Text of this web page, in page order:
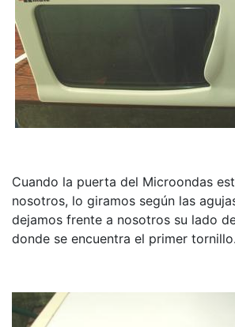
Cuando la puerta del Microondas
nosotros, lo giramos según las
dejamos frente a nosotros su lado
donde se encuentra el primer tornillo.